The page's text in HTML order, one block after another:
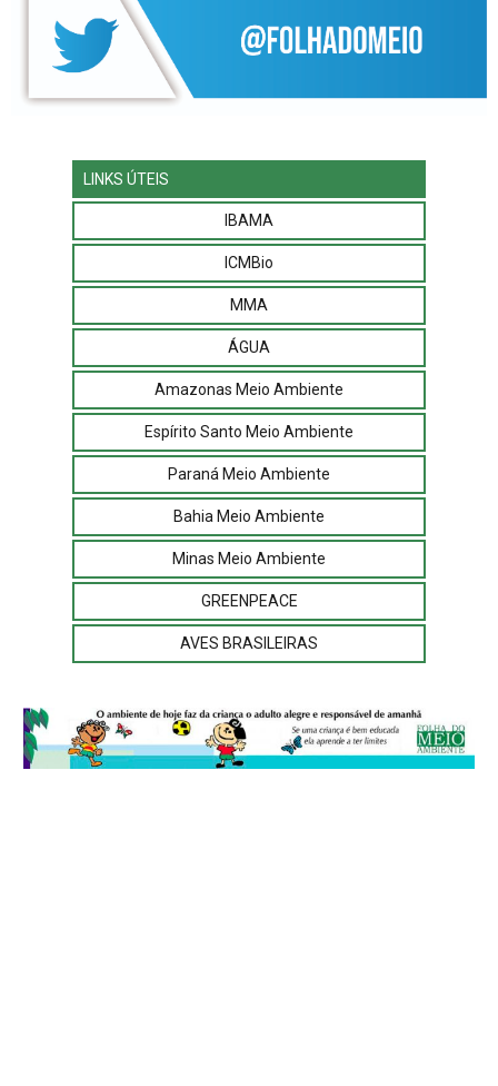
LINKS ÚTEIS
IBAMA
ICMBio
MMA
ÁGUA
Amazonas Meio Ambiente
Espírito Santo Meio Ambiente
Paraná Meio Ambiente
Bahia Meio Ambiente
Minas Meio Ambiente
GREENPEACE
AVES BRASILEIRAS